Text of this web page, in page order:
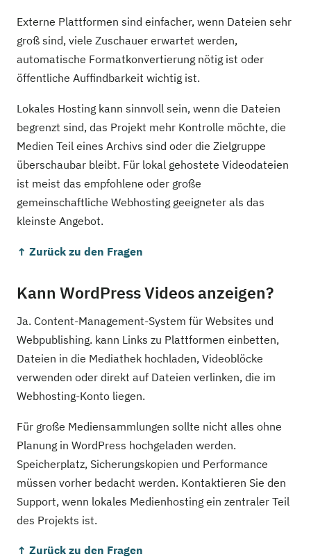
Externe Plattformen sind einfacher, wenn Dateien sehr
groß sind, viele Zuschauer erwartet werden,
automatische Formatkonvertierung nötig ist oder
öffentliche Auffindbarkeit wichtig ist.
Lokales Hosting kann sinnvoll sein, wenn die Dateien
begrenzt sind, das Projekt mehr Kontrolle möchte, die
Medien Teil eines Archivs sind oder die Zielgruppe
überschaubar bleibt. Für lokal gehostete Videodateien
ist meist das empfohlene oder große
gemeinschaftliche Webhosting geeigneter als das
kleinste Angebot.
↑ Zurück zu den Fragen
Kann WordPress Videos anzeigen?
Ja. Content-Management-System für Websites und
Webpublishing. kann Links zu Plattformen einbetten,
Dateien in die Mediathek hochladen, Videoblöcke
verwenden oder direkt auf Dateien verlinken, die im
Webhosting-Konto liegen.
Für große Mediensammlungen sollte nicht alles ohne
Planung in WordPress hochgeladen werden.
Speicherplatz, Sicherungskopien und Performance
müssen vorher bedacht werden. Kontaktieren Sie den
Support, wenn lokales Medienhosting ein zentraler Teil
des Projekts ist.
↑ Zurück zu den Fragen